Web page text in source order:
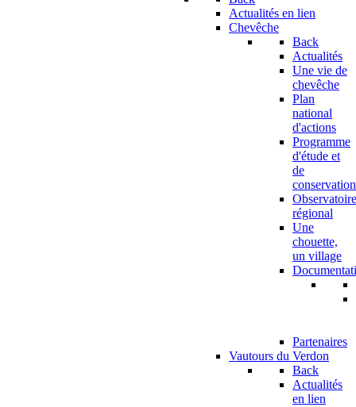
Actualités en lien
Chevêche
Back
Actualités
Une vie de
chevêche
Plan
national
d'actions
Programme
d'étude et
de
conservation
Observatoire
régional
Une
chouette,
un village
Partenaires
Vautours du Verdon
Back
Actualités
en lien